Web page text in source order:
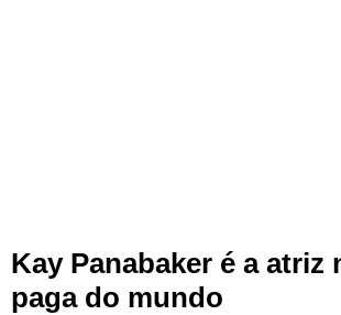
Kay Panabaker é a atriz
paga do mundo